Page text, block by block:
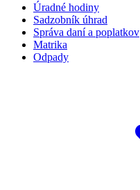
Úradné hodiny
Sadzobník úhrad
Správa daní a poplatkov
Matrika
Odpady